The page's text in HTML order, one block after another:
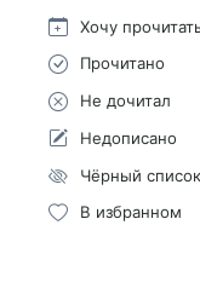
Хочу
Прочитано
Не дочитал
Недописано
Чёрный список
В избранном